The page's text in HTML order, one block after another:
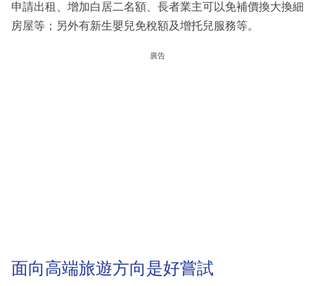
申請出租、增加白居二名額、長者業主可以免補價換大換細
房屋等；另外有新生嬰兒免稅額及增托兒服務等。
廣告
面向高端旅遊方向是好嘗試